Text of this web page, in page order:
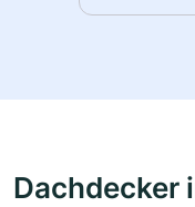
Dachdecker